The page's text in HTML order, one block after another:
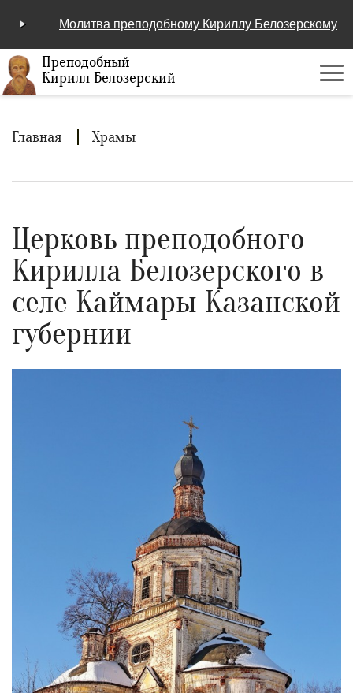
00:00 04:25
Молитва преподобному Кириллу Белозерскому
Преподобный
Кирилл Белозерский
Строка
навигации
Главная Храмы
Церковь преподобного
Кирилла Белозерского в
селе Каймары Казанской
губернии